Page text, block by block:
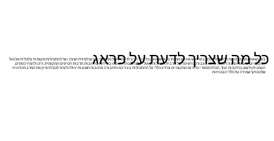
בזמן שאתם מתכננים את החופשה שלכם בפריז יש את רשימת הדברים שכמעט כל תייר חייב לדעת - החל ממספרי חירום למידת הצורך ועד להתנהלות מקומית וכלכלית אל מול
המקומיים. בעמוד המצורף מטה ערכנו בעבורכם רשימה של מרבית השאלות שאולי קפצו לכם לראש כמו בטיחות ברחובות, תרבות הטיפים המקומית, היכן להמיר כספים,
האם ניתן לעשן ברחובות ועוד. הכרת מספרי החירום המקומיים ומידע כללי על ההתנהלות בעיר כמו תחבורה וכתובות חשובות יכולה לעזור לכם להפיק את המרב מהחוויה
שלכם תוך שמירה על כללי הבטיחות.
כל מה שצריך לדעת על פראג